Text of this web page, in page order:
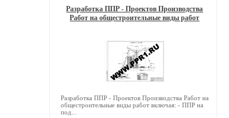
Разработка ППР - Проектов Производства
Работ на общестроительные виды работ
Разработка ППР - Проектов Производства Работ на
общестроительные виды работ включая: - ППР на
под...